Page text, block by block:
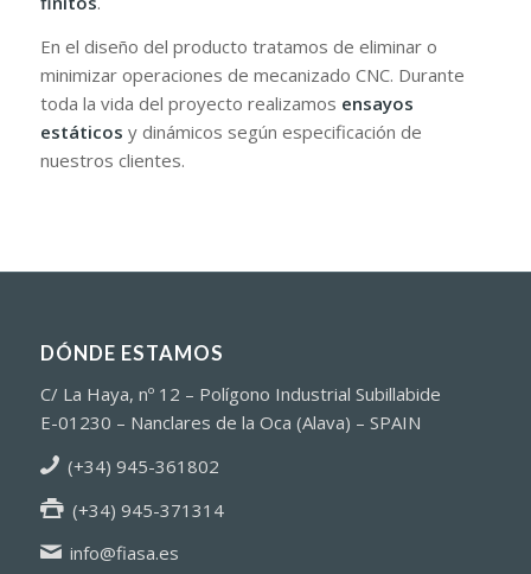
En el diseño del producto tratamos de eliminar o
minimizar operaciones de mecanizado CNC. Durante
toda la vida del proyecto realizamos ensayos
estáticos y dinámicos según especificación de
nuestros clientes.
DÓNDE ESTAMOS
C/ La Haya, nº 12 – Polígono Industrial Subillabide
E-01230 – Nanclares de la Oca (Alava) – SPAIN
(+34) 945-361802
(+34) 945-371314
info@fiasa.es